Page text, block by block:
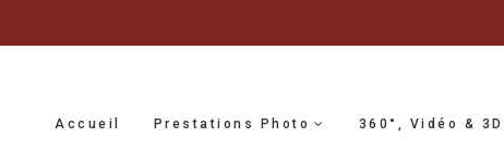
Accueil Prestations Photo 360°, Vidéo & 3D